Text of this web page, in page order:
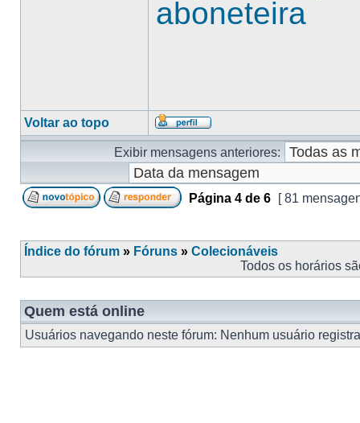
aboneteira
Voltar ao topo
Exibir mensagens anteriores:
Página 4 de 6 [ 81
Índice do fórum » Fóruns » Colecionáveis
Todos os horários
Quem está online
Usuários navegando neste fórum: Nenhum usuário